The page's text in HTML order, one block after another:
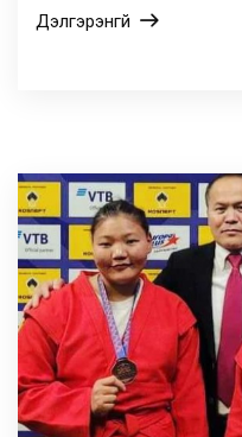
Дэлгэрэнгүй